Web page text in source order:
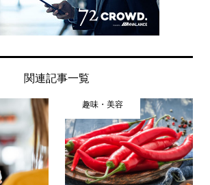
関連記事一覧
趣味・美容